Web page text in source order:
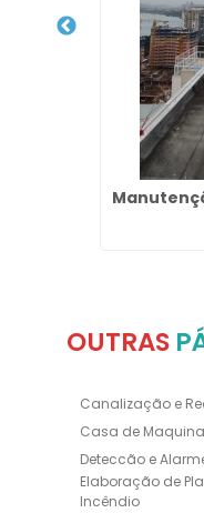
OUTRAS
Canalização e
Casa de
Deteccão e
Elaboração de
Incêndio